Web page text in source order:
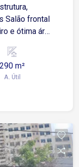
Salão frontal
em rua com
vias
e clientes
centros de
um ponto
290 m²
A. Útil